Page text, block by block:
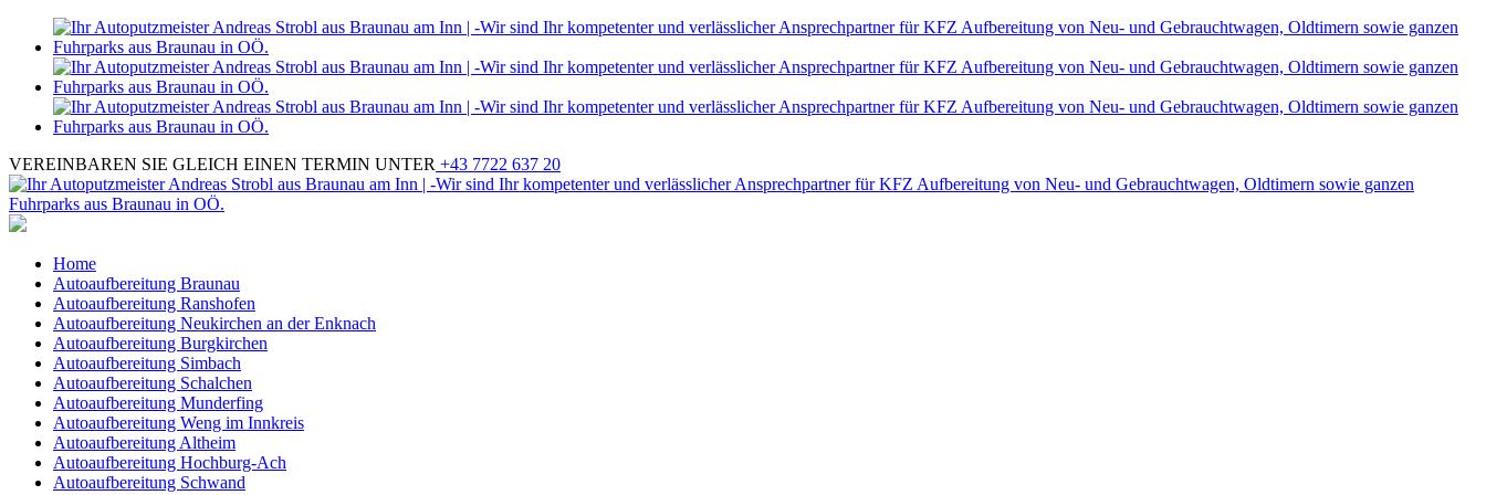
VEREINBAREN SIE GLEICH EINEN TERMIN UNTER +43 7722 637 20
Home
Autoaufbereitung Braunau
Autoaufbereitung Ranshofen
Autoaufbereitung Neukirchen an der Enknach
Autoaufbereitung Burgkirchen
Autoaufbereitung Simbach
Autoaufbereitung Schalchen
Autoaufbereitung Munderfing
Autoaufbereitung Weng im Innkreis
Autoaufbereitung Altheim
Autoaufbereitung Hochburg-Ach
Autoaufbereitung Schwand